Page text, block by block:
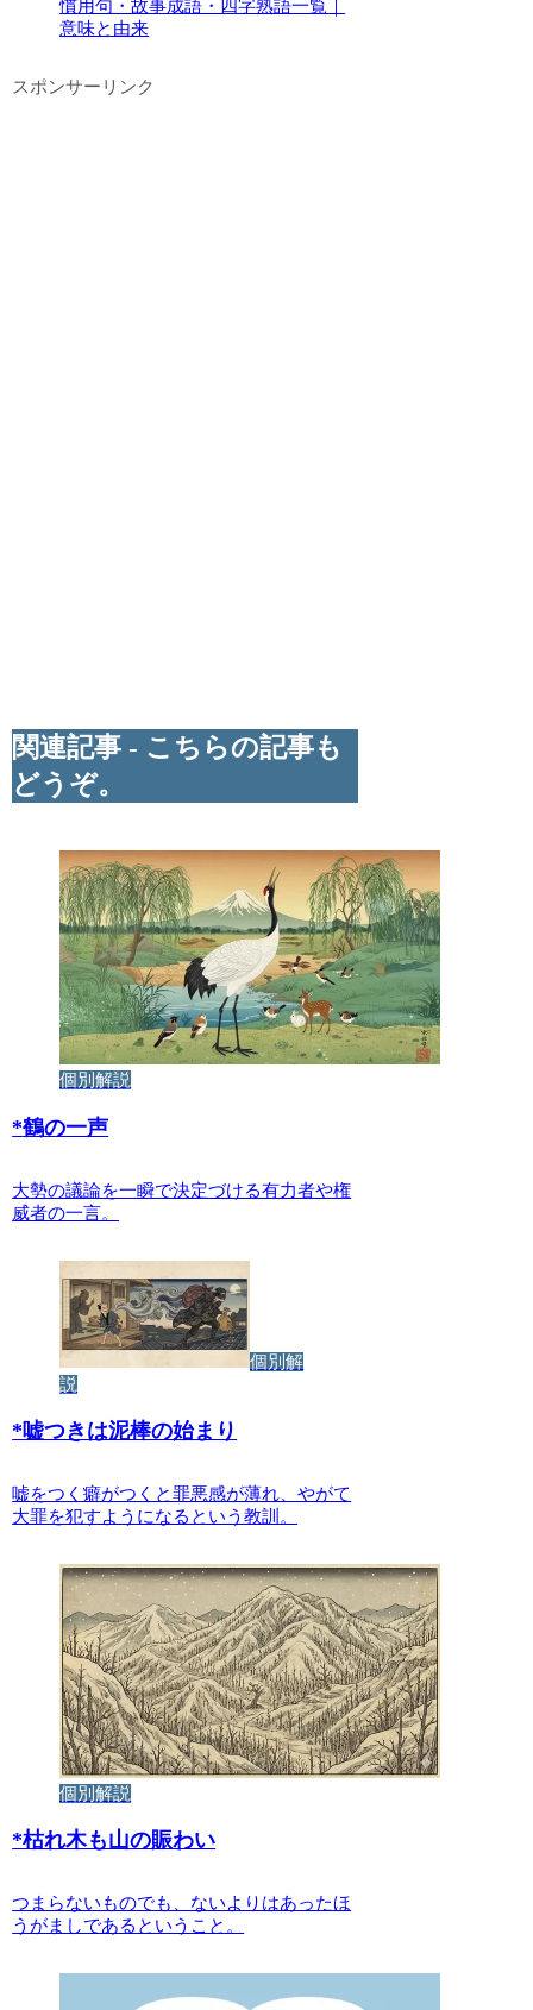
慣用句・故事成語・四字熟語一覧｜
意味と由来
スポンサーリンク
関連記事 - こちらの記事も
どうぞ。
個別解説
*鶴の一声
大勢の議論を一瞬で決定づける有力者や権
威者の一言。
個別解
説
*嘘つきは泥棒の始まり
嘘をつく癖がつくと罪悪感が薄れ、やがて
大罪を犯すようになるという教訓。
個別解説
*枯れ木も山の賑わい
つまらないものでも、ないよりはあったほ
うがましであるということ。